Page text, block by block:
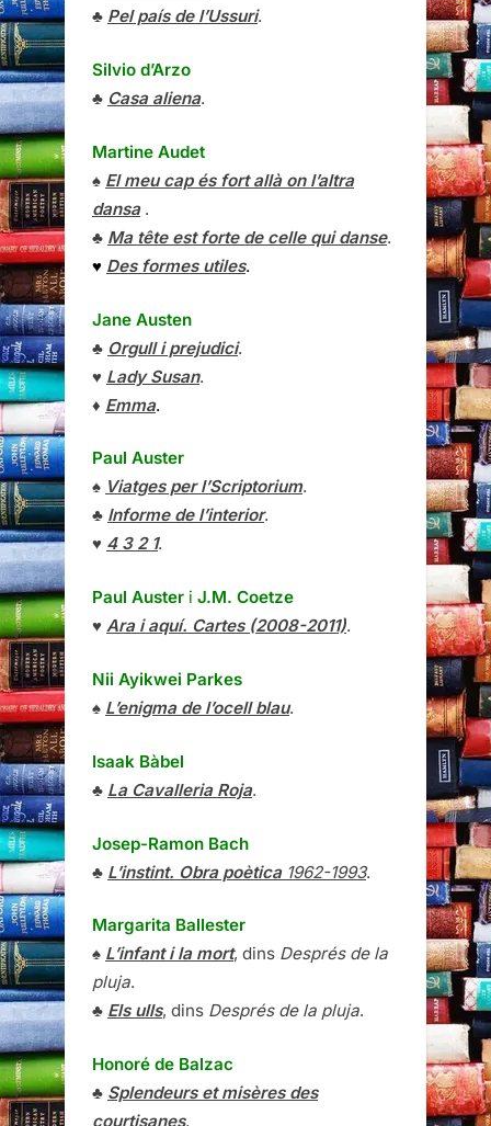
♣ Pel país de l’Ussuri.
Silvio d’Arzo
♣ Casa aliena.
Martine Audet
♠ El meu cap és fort allà on l’altra
dansa.
♣ Ma tête est forte de celle qui danse.
♥ Des formes utiles.
Jane Austen
♣ Orgull i prejudici.
♥ Lady Susan.
♦ Emma.
Paul Auster
♠ Viatges per l’Scriptorium.
♣ Informe de l’interior.
♥ 4 3 2 1.
Paul Auster i J.M. Coetze
♥ Ara i aquí. Cartes (2008-2011).
Nii Ayikwei Parkes
♠ L’enigma de l’ocell blau.
Isaak Bàbel
♣ La Cavalleria Roja.
Josep-Ramon Bach
♣ L’instint. Obra poètica1962-1993.
Margarita Ballester
♠ L’infant i la mort, dins Després de la
pluja.
♣ Els ulls, dins Després de la pluja.
Honoré de Balzac
♣ Splendeurs et misères des
courtisanes.